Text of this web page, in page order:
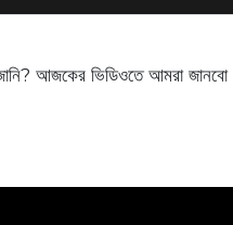
আজকের ভিডিওতে আমরা জানবো